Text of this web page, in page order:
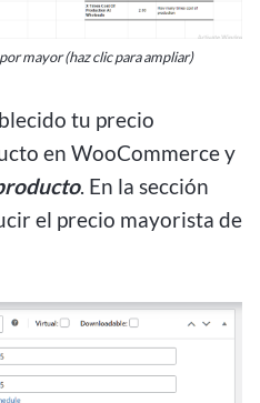
mayor (haz clic para ampliar)
tu precio
en WooCommerce y
. En la sección
el precio mayorista de